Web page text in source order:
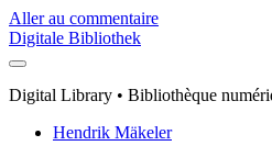
Aller au commentaire
Digitale Bibliothek
Digital Library • Bibliothèque
Hendrik Mäkeler